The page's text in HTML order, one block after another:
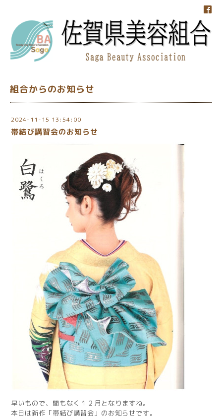
組合からのお知らせ
2024-11-15 13:54:00
帯結び講習会のお知らせ
早いもので、間もなく１２月となりますね。
本日は新作「帯結び講習会」のお知らせです。